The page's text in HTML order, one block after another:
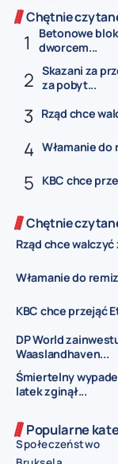
Chętnie
Betonowe
dworcem...
Skazani za
za pobyt...
Rząd chce
Włamanie do
KBC chce
Chętnie
Rząd chce
Włamanie do
KBC chce przejąć
DP World
Waaslandhaven...
Śmiertelny
latek zginął...
Popularne
Społeczeństwo